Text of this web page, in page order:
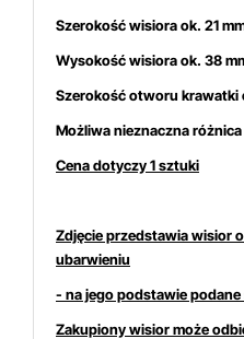
Szerokość wisiora ok. 21
Wysokość wisiora ok. 38
Szerokość otworu krawatki
Możliwa nieznaczna
Cena dotyczy 1 sztuki
Zdjęcie przedstawia wisior
ubarwieniu
- na jego podstawie
Zakupiony wisior może